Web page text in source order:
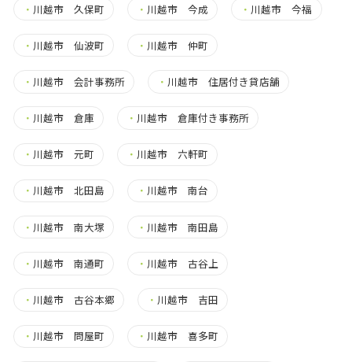
・ 川越市 久保町 ・ 川越市 今成 ・ 川越市 今福
・ 川越市 仙波町 ・ 川越市 仲町
・ 川越市 会計事務所 ・ 川越市 住居付き貸店舗
・ 川越市 倉庫 ・ 川越市 倉庫付き事務所
・ 川越市 元町 ・ 川越市 六軒町
・ 川越市 北田島 ・ 川越市 南台
・ 川越市 南大塚 ・ 川越市 南田島
・ 川越市 南通町 ・ 川越市 古谷上
・ 川越市 古谷本郷 ・ 川越市 吉田
・ 川越市 問屋町 ・ 川越市 喜多町